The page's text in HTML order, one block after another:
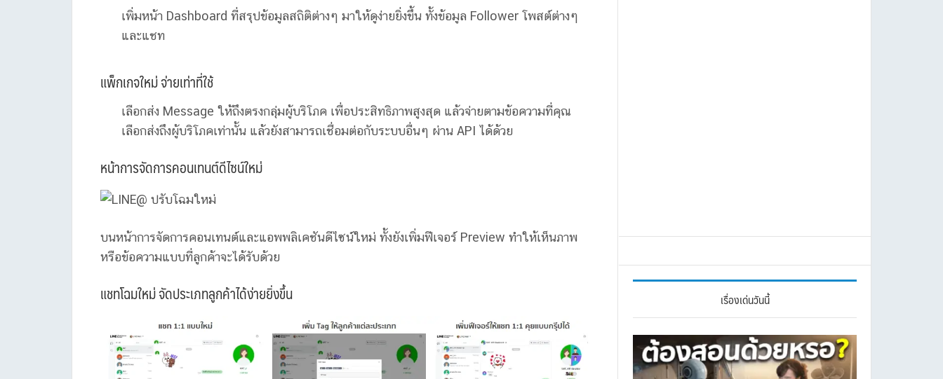
เพิ่มหน้า Dashboard ที่สรุปข้อมูลสถิติต่างๆ มาให้ดูง่ายยิ่งขึ้น ทั้งข้อมูล Follower โพสต์ต่างๆ
และแชท
แพ็กเกจใหม่ จ่ายเท่าที่ใช้
เลือกส่ง Message ให้ถึงตรงกลุ่มผู้บริโภค เพื่อประสิทธิภาพสูงสุด แล้วจ่ายตามข้อความที่คุณ
เลือกส่งถึงผู้บริโภคเท่านั้น แล้วยังสามารถเชื่อมต่อกับระบบอื่นๆ ผ่าน API ได้ด้วย
หน้าการจัดการคอนเทนต์ดีไซน์ใหม่
บนหน้าการจัดการคอนเทนต์และแอพพลิเคชันดีไซน์ใหม่ ทั้งยังเพิ่มฟีเจอร์ Preview ทำให้เห็นภาพ
หรือข้อความแบบที่ลูกค้าจะได้รับด้วย
แชทโฉมใหม่ จัดประเภทลูกค้าได้ง่ายยิ่งขึ้น เรื่องเด่นวันนี้